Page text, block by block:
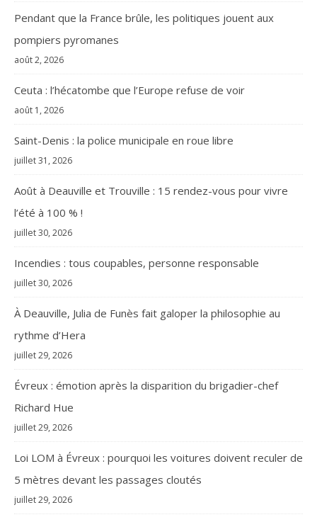
Pendant que la France brûle, les politiques jouent aux
pompiers pyromanes
août 2, 2026
Ceuta : l’hécatombe que l’Europe refuse de voir
août 1, 2026
Saint-Denis : la police municipale en roue libre
juillet 31, 2026
Août à Deauville et Trouville : 15 rendez-vous pour vivre
l’été à 100 % !
juillet 30, 2026
Incendies : tous coupables, personne responsable
juillet 30, 2026
À Deauville, Julia de Funès fait galoper la philosophie au
rythme d’Hera
juillet 29, 2026
Évreux : émotion après la disparition du brigadier-chef
Richard Hue
juillet 29, 2026
Loi LOM à Évreux : pourquoi les voitures doivent reculer de
5 mètres devant les passages cloutés
juillet 29, 2026